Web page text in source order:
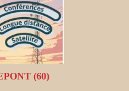
(60)